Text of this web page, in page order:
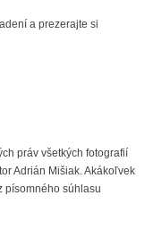
a prezerajte si
práv všetkých fotografií
Adrián Mišiak. Akákoľvek
písomného súhlasu